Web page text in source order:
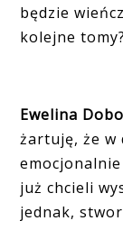
będzie
kolejne tomy?
Ewelina
żartuję, że w
już chcieli
jednak,